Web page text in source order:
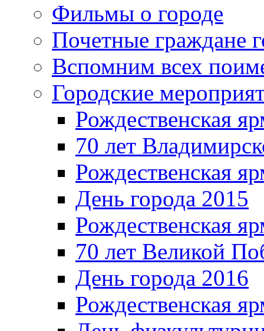
Фильмы о городе
Почетные граждане
Вспомним всех
Городские
Рождественская
70 лет
Рождественская
День города 2015
Рождественская
70 лет Великой
День города 2016
Рождественская